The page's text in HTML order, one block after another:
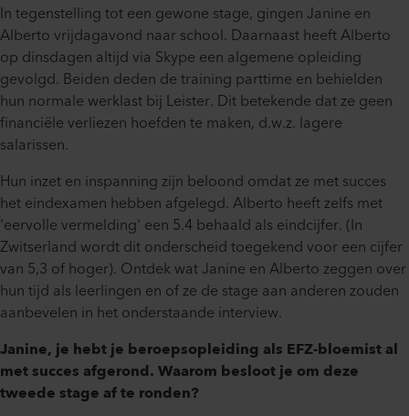
In tegenstelling tot een gewone stage, gingen Janine en
Alberto vrijdagavond naar school. Daarnaast heeft Alberto
op dinsdagen altijd via Skype een algemene opleiding
gevolgd. Beiden deden de training parttime en behielden
hun normale werklast bij Leister. Dit betekende dat ze geen
financiële verliezen hoefden te maken, d.w.z. lagere
salarissen.
Hun inzet en inspanning zijn beloond omdat ze met succes
het eindexamen hebben afgelegd. Alberto heeft zelfs met
'eervolle vermelding' een 5.4 behaald als eindcijfer. (In
Zwitserland wordt dit onderscheid toegekend voor een cijfer
van 5,3 of hoger). Ontdek wat Janine en Alberto zeggen over
hun tijd als leerlingen en of ze de stage aan anderen zouden
aanbevelen in het onderstaande interview.
Janine, je hebt je beroepsopleiding als EFZ-bloemist al
met succes afgerond. Waarom besloot je om deze
tweede stage af te ronden?